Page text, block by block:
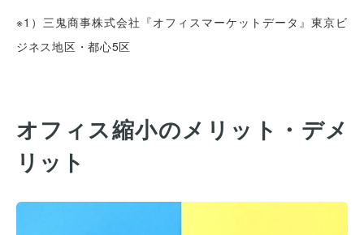
※1）三鬼商事株式会社『オフィスマーケットデータ』東京ビ
ジネス地区・都心5区
オフィス縮小のメリット・デメ
リット